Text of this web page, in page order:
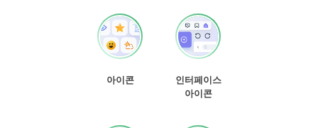
아이콘
인터페이스
아이콘